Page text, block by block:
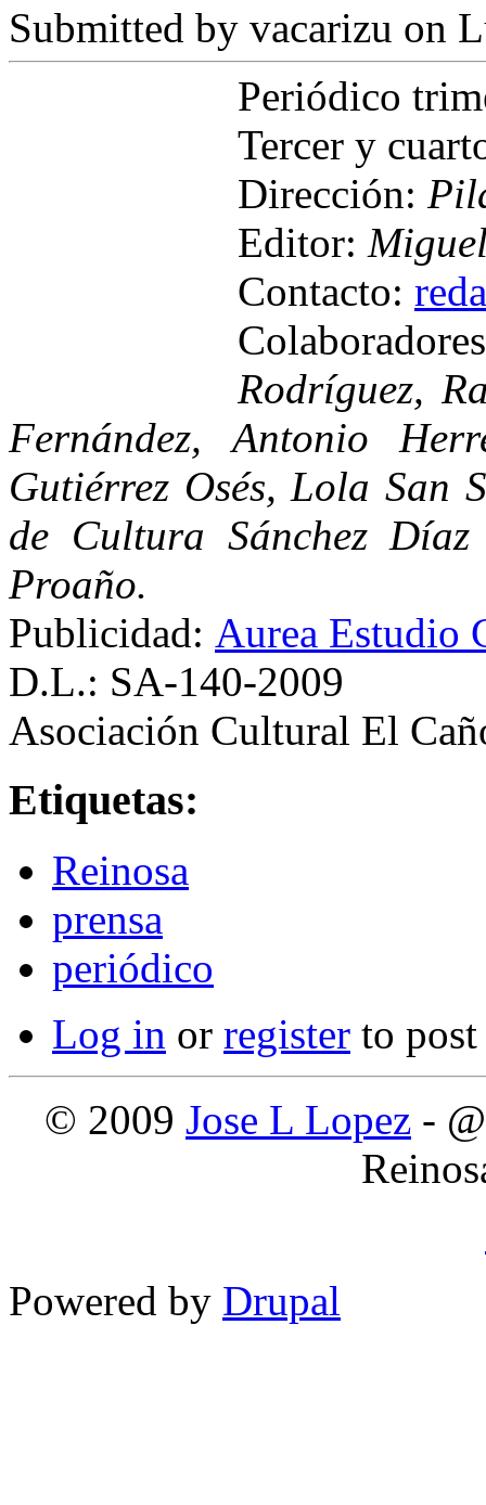
Submitted by vacarizu on
Periódico
Tercer y
Dirección:
Editor:
Contacto:
Rodríguez,
Fernández, Antonio
Gutiérrez Osés, Lola San
de Cultura Sánchez
Proaño.
Publicidad: Aurea Estudio
D.L.: SA-140-2009
Asociación Cultural El
Etiquetas:
Reinosa
prensa
periódico
Log in or register to
© 2009 Jose L Lopez -
Powered by Drupal